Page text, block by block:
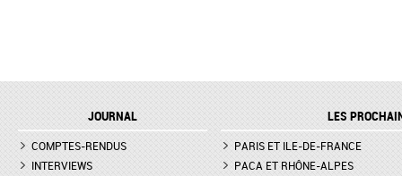
JOURNAL
COMPTES-RENDUS
INTERVIEWS
LES
PARIS ET ILE-DE-FRANCE
PACA ET RHÔNE-ALPES